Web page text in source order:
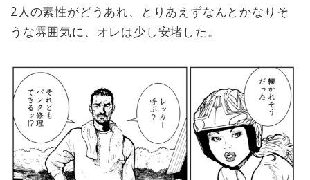
2人の素性がどうあれ、とりあえずなんとかなりそ
うな雰囲気に、オレは少し安堵した。